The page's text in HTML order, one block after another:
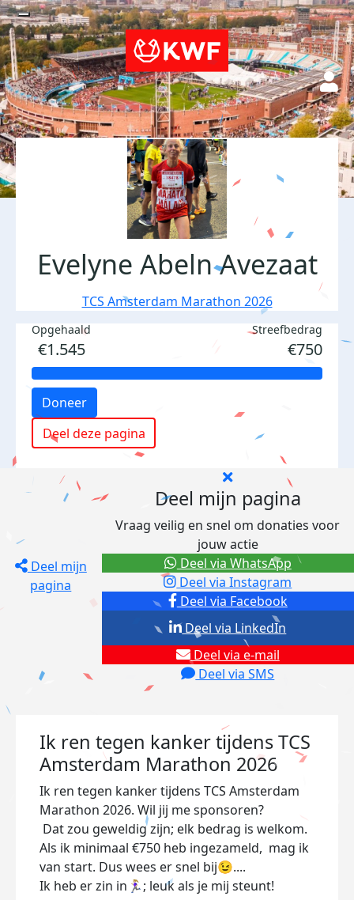
Evelyne Abeln Avezaat
TCS Amsterdam Marathon 2026
Opgehaald
€1.545
Streefbedrag
€750
Doneer
Deel deze pagina
Deel mijn
pagina
Deel mijn pagina
Vraag veilig en snel om donaties voor
jouw actie
Deel via Facebook
Deel via Instagram
Deel via e-mail
Deel via SMS
Deel via LinkedIn
Deel via WhatsApp
Ik ren tegen kanker tijdens TCS
Amsterdam Marathon 2026
Ik ren tegen kanker tijdens TCS Amsterdam
Marathon 2026. Wil jij me sponsoren?
Dat zou geweldig zijn; elk bedrag is welkom.
Als ik minimaal €750 heb ingezameld, mag ik
van start. Dus wees er snel bij😉....
Ik heb er zin in🏃🏼‍♀️; leuk als je mij steunt!